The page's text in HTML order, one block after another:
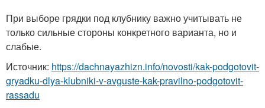
При выборе грядки под клубнику важно учитывать не
только сильные стороны конкретного варианта, но и
слабые.
Источник: https://dachnayazhizn.info/novosti/kak-podgotovit-
gryadku-dlya-klubniki-v-avguste-kak-pravilno-podgotovit-
rassadu